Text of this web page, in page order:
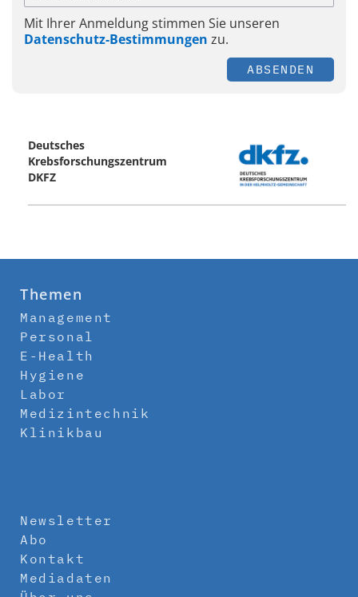
Mit Ihrer Anmeldung stimmen Sie unseren
Datenschutz-Bestimmungen zu.
ABSENDEN
Deutsches
Krebsforschungszentrum
DKFZ
Themen
Management
Personal
E-Health
Hygiene
Labor
Medizintechnik
Klinikbau
Newsletter
Abo
Kontakt
Mediadaten